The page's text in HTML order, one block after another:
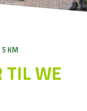
5 KM
TIL WE